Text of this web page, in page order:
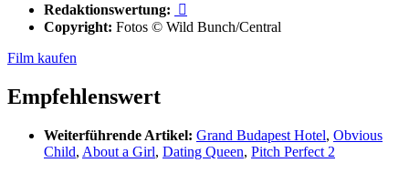
Redaktionswertung:

Copyright: Fotos © Wild Bunch/Central
Film kaufen
Empfehlenswert
Weiterführende Artikel: Grand Budapest Hotel, Obvious
Child, About a Girl, Dating Queen, Pitch Perfect 2